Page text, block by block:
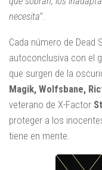
necesita".
Cada número de Dead
autoconclusiva con el
que surgen de la
Magik, Wolfsbane,
veterano de X-Factor
proteger a los
tiene en mente.